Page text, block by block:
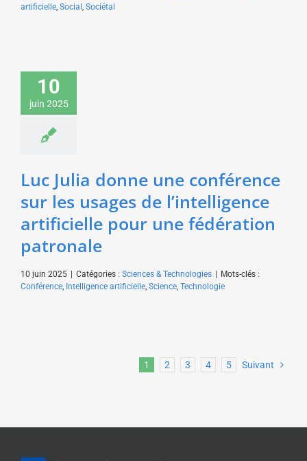
artificielle, Social , Sociétal
10
juin 2025
Luc Julia donne une conférence
sur les usages de l’intelligence
artificielle pour une fédération
patronale
10 juin 2025 Catégories : Sciences & Technologies
Mots-clés :
Conférence, Intelligence artificielle, Science, Technologie
1 2 3 4 5 Suivant